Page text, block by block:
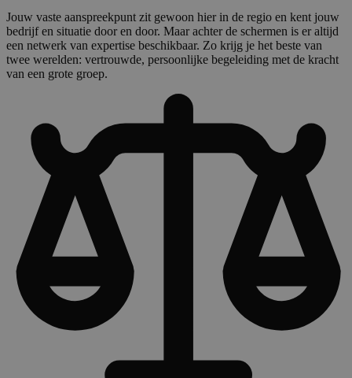
Jouw vaste aanspreekpunt zit gewoon hier in de regio en kent jouw
bedrijf en situatie door en door. Maar achter de schermen is er altijd
een netwerk van expertise beschikbaar. Zo krijg je het beste van
twee werelden: vertrouwde, persoonlijke begeleiding met de kracht
van een grote groep.